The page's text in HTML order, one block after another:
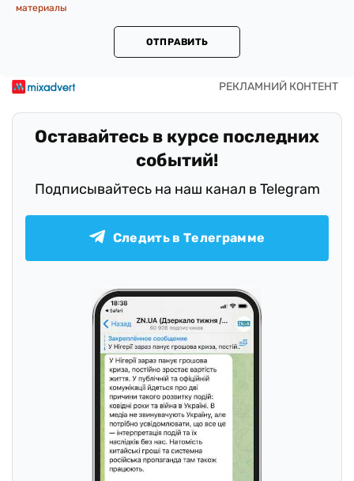
материалы
ОТПРАВИТЬ
Оставайтесь в курсе последних
событий!
Подписывайтесь на наш канал в Telegram
Следить в Телеграмме